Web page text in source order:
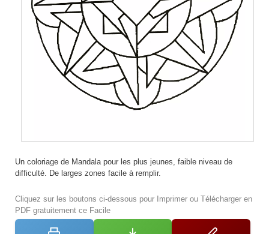
Un coloriage de Mandala pour les plus jeunes, faible niveau de
difficulté. De larges zones facile à remplir.
Cliquez sur les boutons ci-dessous pour Imprimer ou Télécharger en
PDF gratuitement ce Facile